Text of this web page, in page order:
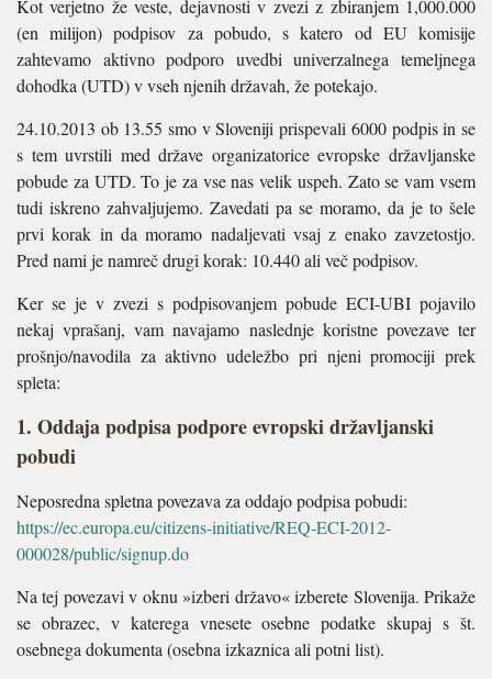
Kot verjetno že veste, dejavnosti v zvezi z zbiranjem 1,000.000
(en milijon) podpisov za pobudo, s katero od EU komisije
zahtevamo aktivno podporo uvedbi univerzalnega temeljnega
dohodka (UTD) v vseh njenih državah, že potekajo.
24.10.2013 ob 13.55 smo v Sloveniji prispevali 6000 podpis in se
s tem uvrstili med države organizatorice evropske državljanske
pobude za UTD. To je za vse nas velik uspeh. Zato se vam vsem
tudi iskreno zahvaljujemo. Zavedati pa se moramo, da je to šele
prvi korak in da moramo nadaljevati vsaj z enako zavzetostjo.
Pred nami je namreč drugi korak: 10.440 ali več podpisov.
Ker se je v zvezi s podpisovanjem pobude ECI-UBI pojavilo
nekaj vprašanj, vam navajamo naslednje koristne povezave ter
prošnjo/navodila za aktivno udeležbo pri njeni promociji prek
spleta:
1. Oddaja podpisa podpore evropski državljanski
pobudi
Neposredna spletna povezava za oddajo podpisa pobudi:
https://ec.europa.eu/citizens-initiative/REQ-ECI-2012-
000028/public/signup.do
Na tej povezavi v oknu »izberi državo« izberete Slovenija. Prikaže
se obrazec, v katerega vnesete osebne podatke skupaj s št.
osebnega dokumenta (osebna izkaznica ali potni list).